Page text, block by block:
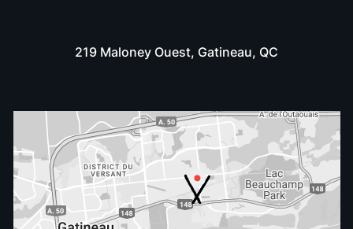
219 Maloney Ouest, Gatineau, QC